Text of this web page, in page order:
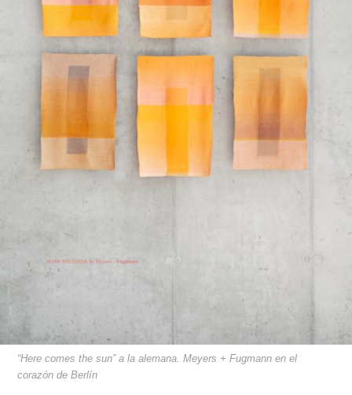
“Here comes the sun” a la alemana. Meyers + Fugmann en el
corazón de Berlín